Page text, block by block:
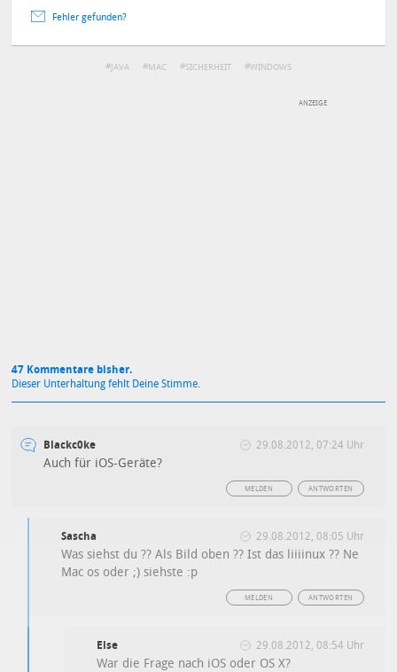
Fehler gefunden?
JAVA MAC SICHERHEIT WINDOWS
47 Kommentare bisher.
Dieser Unterhaltung fehlt Deine Stimme.
Blackc0ke 29.08.2012, 07:24 Uhr
Auch für iOS-Geräte?
ANTWORTEN
MELDEN
Sascha 29.08.2012, 08:05 Uhr
Was siehst du ?? Als Bild oben ?? Ist das liiiinux ?? Ne
Mac os oder ;) siehste :p
ANTWORTEN
MELDEN
Else 29.08.2012, 08:54 Uhr
War die Frage nach iOS oder OS X?